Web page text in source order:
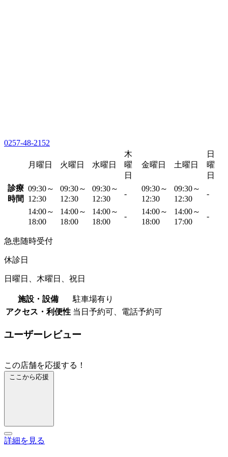
0257-48-2152
月曜日 火曜日 水曜日
木
曜
日
金曜日 土曜日
日
曜
日
診療
時間
09:30～
12:30
09:30～
12:30
09:30～
12:30
-
09:30～
12:30
09:30～
12:30
-
14:00～
18:00
14:00～
18:00
14:00～
18:00
-
14:00～
18:00
14:00～
17:00
-
急患随時受付
休診日
日曜日、木曜日、祝日
施設・設備
駐車場有り
アクセス・利便性 当日予約可、電話予約可
ユーザーレビュー
この店舗を応援する！
ここから応援
詳細を見る